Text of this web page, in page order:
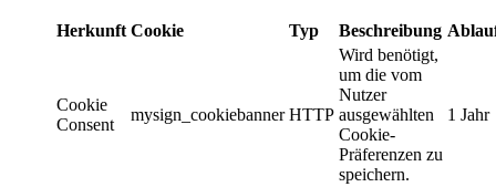
Herkunft Cookie Typ Beschreibung
Cookie
Consent
mysign_cookiebanner HTTP
Wird benötigt,
um die vom
Nutzer
ausgewählten
Cookie-
Präferenzen zu
speichern.
1 Jahr